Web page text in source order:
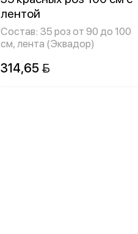
лентой
Состав: 35 роз от 90 до 100
см, лента (Эквадор)
314,65 